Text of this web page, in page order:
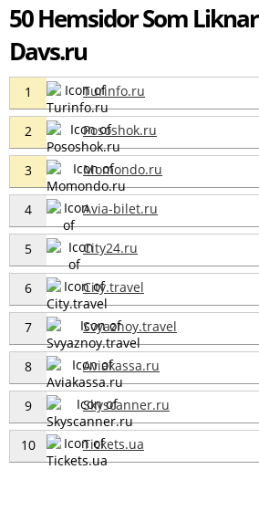
50 Hemsidor Som Liknar
Davs.ru
1 Turinfo.ru
2 Pososhok.ru
3 Momondo.ru
4 Avia-bilet.ru
5 City24.ru
6 City.travel
7 Svyaznoy.travel
8 Aviakassa.ru
9 Skyscanner.ru
10 Tickets.ua